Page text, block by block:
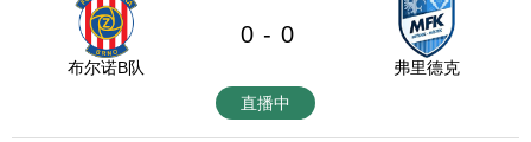
布尔诺B队
0 - 0
弗里德克
直播中